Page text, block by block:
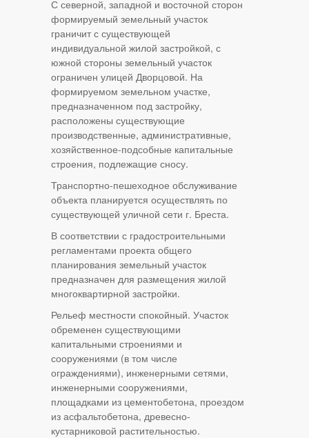
С северной, западной и восточной сторон
формируемый земельный участок
граничит с существующей
индивидуальной жилой застройкой, с
южной стороны земельный участок
ограничен улицей Дворцовой. На
формируемом земельном участке,
предназначенном под застройку,
расположены существующие
производственные, административные,
хозяйственное-подсобные капитальные
строения, подлежащие сносу.
Транспортно-пешеходное обслуживание
объекта планируется осуществлять по
существующей уличной сети г. Бреста.
В соответствии с градостроительными
регламентами проекта общего
планирования земельный участок
предназначен для размещения жилой
многоквартирной застройки.
Рельеф местности спокойный. Участок
обременен существующими
капитальными строениями и
сооружениями (в том числе
ограждениями), инженерными сетями,
инженерными сооружениями,
площадками из цементобетона, проездом
из асфальтобетона, древесно-
кустарниковой растительностью.